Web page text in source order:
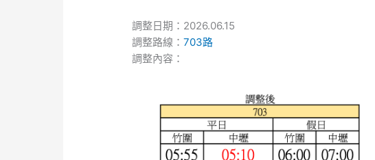
調整日期：2026.06.15
調整路線：703路
調整內容：